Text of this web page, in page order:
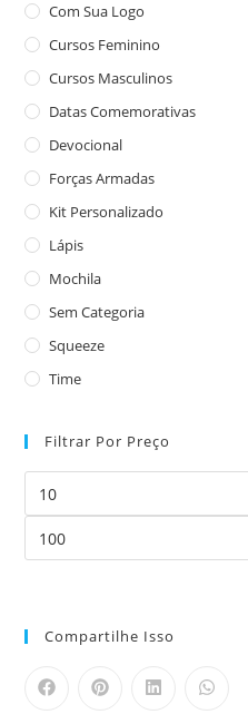
Com Sua Logo
Cursos Feminino
Cursos Masculinos
Datas Comemorativas
Devocional
Forças Armadas
Kit Personalizado
Lápis
Mochila
Sem Categoria
Squeeze
Time
Filtrar Por Preço
Compartilhe Isso